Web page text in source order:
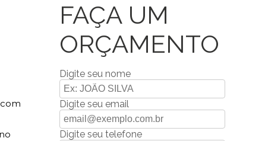
FAÇA UM
ORÇAMENTO
Digite seu nome
Digite seu email
Digite seu telefone